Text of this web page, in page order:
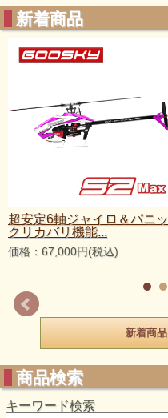
新着商品
超安定6軸ジャイロ＆パニッ
クリカバリ機能...
価格：67,000円(税込)
商品検索
キーワード検索